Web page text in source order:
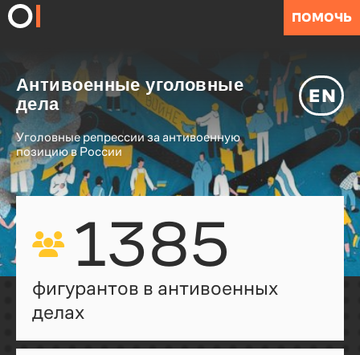
ПОМОЧЬ
Антивоенные уголовные
дела
Уголовные репрессии за антивоенную
позицию в России
EN
1385
фигурантов в антивоенных
делах